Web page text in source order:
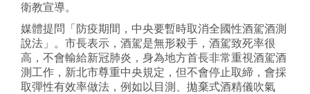
衛教宣導。
媒體提問「防疫期間，中央要暫時取消全國性酒駕酒測
說法」。市長表示，酒駕是無形殺手，酒駕致死率很
高，不會輸給新冠肺炎，身為地方首長非常重視酒駕酒
測工作，新北市尊重中央規定，但不會停止取締，會採
取彈性有效率做法，例如以目測、拋棄式酒精儀吹氣